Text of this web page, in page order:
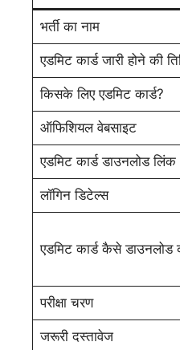
भर्ती का नाम
एडमिट कार्ड जारी होने की
किसके लिए एडमिट कार्ड?
ऑफिशियल वेबसाइट
एडमिट कार्ड डाउनलोड लिंक
लॉगिन डिटेल्स
एडमिट कार्ड कैसे डाउनलोड
परीक्षा चरण
जरूरी दस्तावेज